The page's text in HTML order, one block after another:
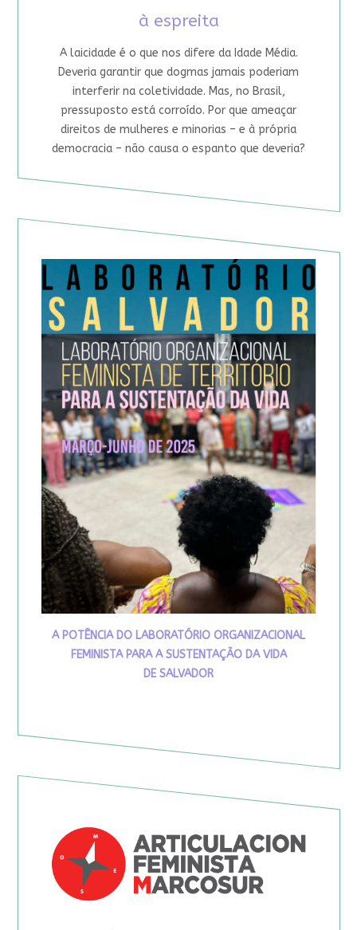
à espreita
A laicidade é o que nos difere da Idade Média.
Deveria garantir que dogmas jamais poderiam
interferir na coletividade. Mas, no Brasil,
pressuposto está corroído. Por que ameaçar
direitos de mulheres e minorias – e à própria
democracia – não causa o espanto que deveria?
A POTÊNCIA DO LABORATÓRIO ORGANIZACIONAL
FEMINISTA PARA A SUSTENTAÇÃO DA VIDA
DE SALVADOR